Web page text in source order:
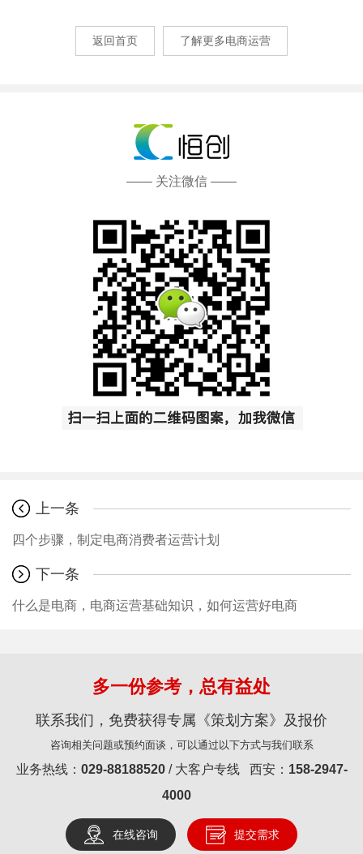
返回首页 了解更多电商运营
—— 关注微信 ——
上一条
四个步骤，制定电商消费者运营计划
下一条
什么是电商，电商运营基础知识，如何运营好电商
多一份参考，总有益处
联系我们，免费获得专属《策划方案》及报价
咨询相关问题或预约面谈，可以通过以下方式与我们联系
业务热线： 029-88188520/ 大客户专线 西安： 158-2947-
4000
在线咨询 提交需求